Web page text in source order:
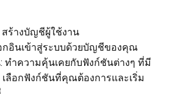
ร้างบัญชีผู้ใช้งาน
กอินเข้าสู่ระบบด้วยบัญชีของคุณ
ทำความคุ้นเคยกับฟังก์ชันต่างๆ ที่มี
เลือกฟังก์ชันที่คุณต้องการและเริ่ม